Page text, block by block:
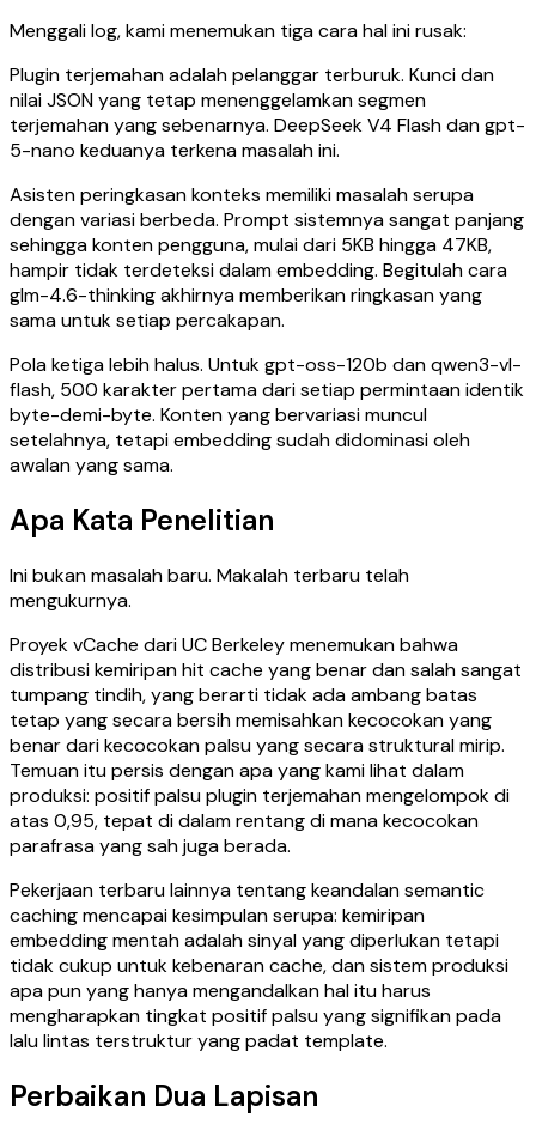
Menggali log, kami menemukan tiga cara hal ini rusak:
Plugin terjemahan adalah pelanggar terburuk. Kunci dan
nilai JSON yang tetap menenggelamkan segmen
terjemahan yang sebenarnya. DeepSeek V4 Flash dan gpt-
5-nano keduanya terkena masalah ini.
Asisten peringkasan konteks memiliki masalah serupa
dengan variasi berbeda. Prompt sistemnya sangat panjang
sehingga konten pengguna, mulai dari 5KB hingga 47KB,
hampir tidak terdeteksi dalam embedding. Begitulah cara
glm-4.6-thinking akhirnya memberikan ringkasan yang
sama untuk setiap percakapan.
Pola ketiga lebih halus. Untuk gpt-oss-120b dan qwen3-vl-
flash, 500 karakter pertama dari setiap permintaan identik
byte-demi-byte. Konten yang bervariasi muncul
setelahnya, tetapi embedding sudah didominasi oleh
awalan yang sama.
Apa Kata Penelitian
Ini bukan masalah baru. Makalah terbaru telah
mengukurnya.
Proyek vCache dari UC Berkeley menemukan bahwa
distribusi kemiripan hit cache yang benar dan salah sangat
tumpang tindih, yang berarti tidak ada ambang batas
tetap yang secara bersih memisahkan kecocokan yang
benar dari kecocokan palsu yang secara struktural mirip.
Temuan itu persis dengan apa yang kami lihat dalam
produksi: positif palsu plugin terjemahan mengelompok di
atas 0,95, tepat di dalam rentang di mana kecocokan
parafrasa yang sah juga berada.
Pekerjaan terbaru lainnya tentang keandalan semantic
caching mencapai kesimpulan serupa: kemiripan
embedding mentah adalah sinyal yang diperlukan tetapi
tidak cukup untuk kebenaran cache, dan sistem produksi
apa pun yang hanya mengandalkan hal itu harus
mengharapkan tingkat positif palsu yang signifikan pada
lalu lintas terstruktur yang padat template.
Perbaikan Dua Lapisan